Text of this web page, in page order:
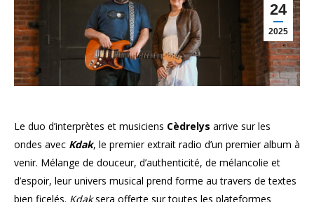
24
2025
Le duo d’interprètes et musiciens Cèdrelys arrive sur les
ondes avec Kdak, le premier extrait radio d’un premier album à
venir. Mélange de douceur, d’authenticité, de mélancolie et
d’espoir, leur univers musical prend forme au travers de textes
bien ficelés. Kdaksera offerte sur toutes les plateformes